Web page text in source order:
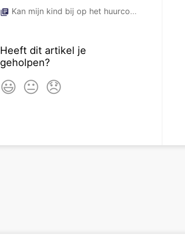
library_books Kan mijn kind bij op het huurcontract?
Heeft dit artikel je
geholpen?
😃 😐 😞